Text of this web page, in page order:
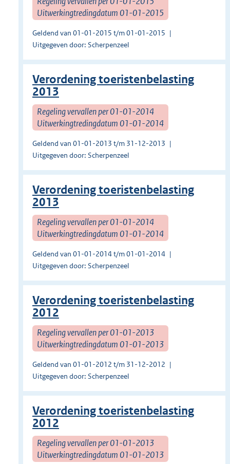
Uitwerkingtredingdatum 01-01-2015
Geldend van 01-01-2015 t/m 01-01-2015
Uitgegeven door: Scherpenzeel
Verordening toeristenbelasting
2013
Regeling vervallen per 01-01-2014
Uitwerkingtredingdatum 01-01-2014
Geldend van 01-01-2013 t/m 31-12-2013
Uitgegeven door: Scherpenzeel
Verordening toeristenbelasting
2013
Regeling vervallen per 01-01-2014
Uitwerkingtredingdatum 01-01-2014
Geldend van 01-01-2014 t/m 01-01-2014
Uitgegeven door: Scherpenzeel
Verordening toeristenbelasting
2012
Regeling vervallen per 01-01-2013
Uitwerkingtredingdatum 01-01-2013
Geldend van 01-01-2012 t/m 31-12-2012
Uitgegeven door: Scherpenzeel
Verordening toeristenbelasting
2012
Regeling vervallen per 01-01-2013
Uitwerkingtredingdatum 01-01-2013